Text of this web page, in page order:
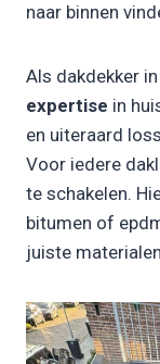
naar binnen
Als dakdekker
expertise in
en uiteraard
Voor iedere
te schakelen.
bitumen of
juiste